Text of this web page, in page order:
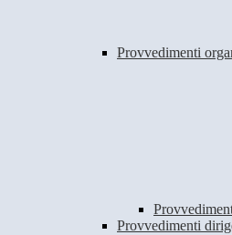
Provvedimenti
Provvedimenti